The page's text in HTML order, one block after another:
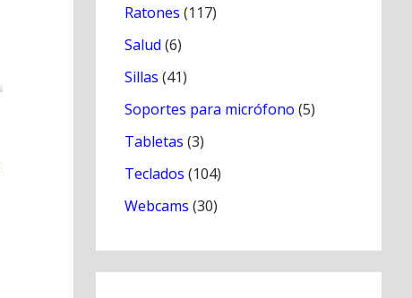
Ratones (117)
Salud (6)
Sillas (41)
Soportes para micrófono (5)
Tabletas (3)
Teclados (104)
Webcams (30)